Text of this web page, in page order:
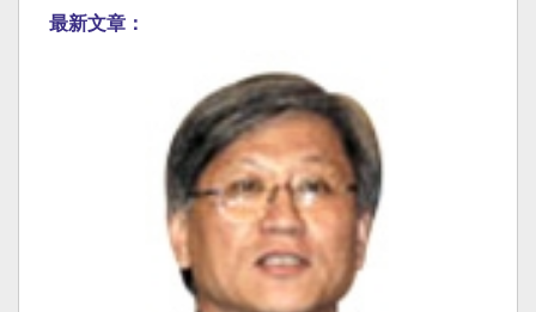
最新文章：